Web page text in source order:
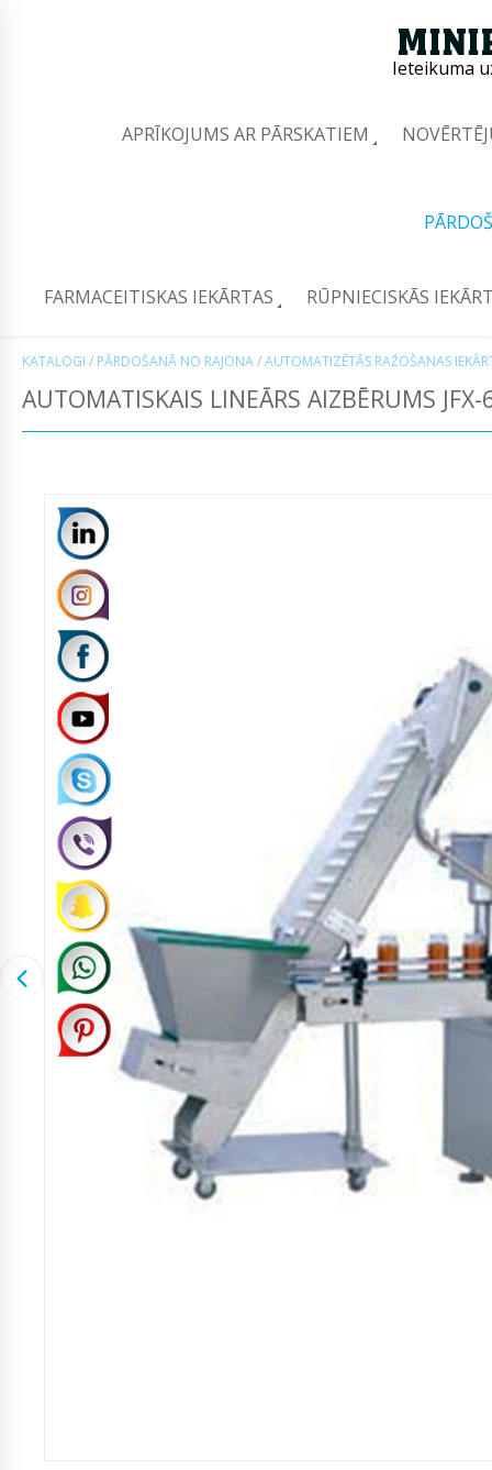
Ieteikuma
APRĪKOJUMS AR PĀRSKATIEM
FARMACEITISKAS IEKĀRTAS RŪPNIECISKĀS
KATALOGI / PĀRDOŠANĀ NO RAJONA/AUTOMATIZĒTĀS RAŽOŠANAS
AUTOMATISKAIS LINEĀRS AIZBĒRUMS JFX-